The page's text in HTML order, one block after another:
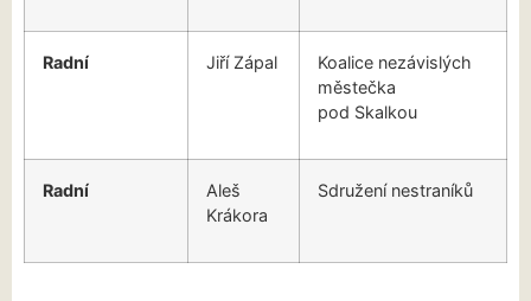
Radní Jiří Zápal
Koalice nezávislých
městečka
pod Skalkou
Radní
Aleš
Krákora
Sdružení nestraníků